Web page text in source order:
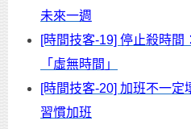
未來一週
[時間技客-19] 停止殺時間
「虛無時間」
[時間技客-20] 加班不一定
習慣加班